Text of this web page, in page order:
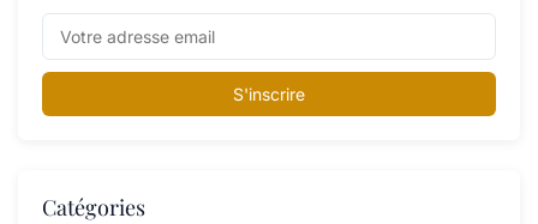
S'inscrire
Catégories